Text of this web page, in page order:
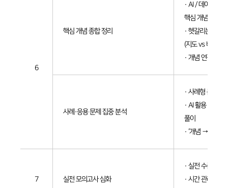
6
핵심 개념 종합 정리
· AI / 데이터 / 머
핵심 개념 재정리
· 헷갈리는 개념
(지도 vs 비지도
· 개념 연결형 문
사례·응용 문제 집중 분석
· 사례형 문항 해
· AI 활용 시나리
풀이
· ‘개념 → 사례’
7 실전 모의고사 심화
· 실전 수준 모의
· 시간 관리 전략